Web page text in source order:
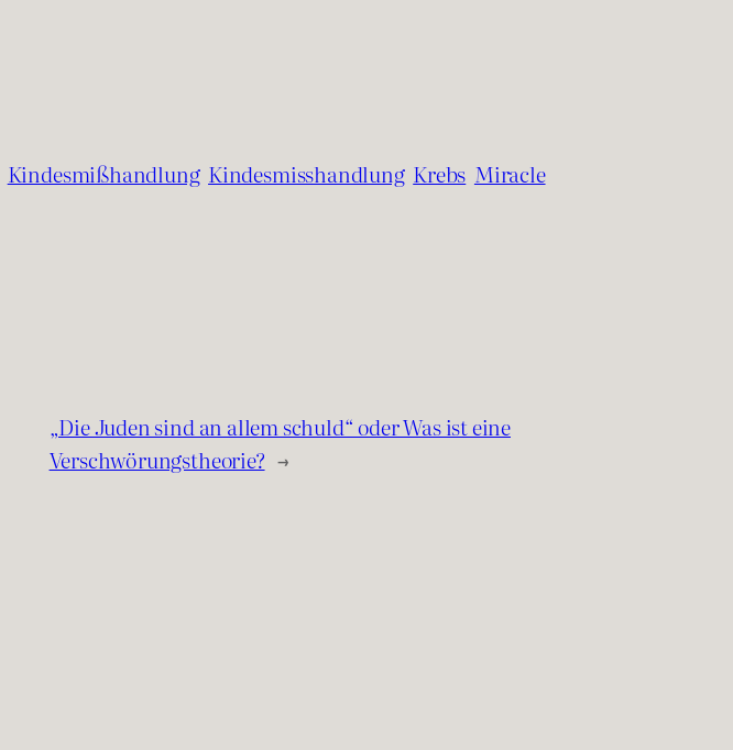
Kindesmißhandlung Kindesmisshandlung Krebs Miracle
„Die Juden sind an allem schuld“ oder Was ist eine
Verschwörungstheorie? →